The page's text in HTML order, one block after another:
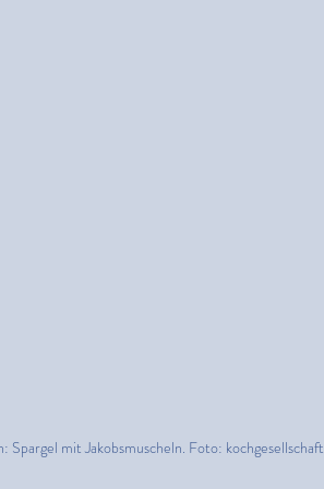
Spargel mit Jakobsmuscheln. Foto: kochgesellschaft